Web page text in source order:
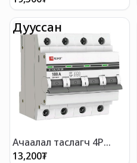
Дууссан
Ачаалал таслагч 4P
ВН-63 EKF PROxima
13,200₮